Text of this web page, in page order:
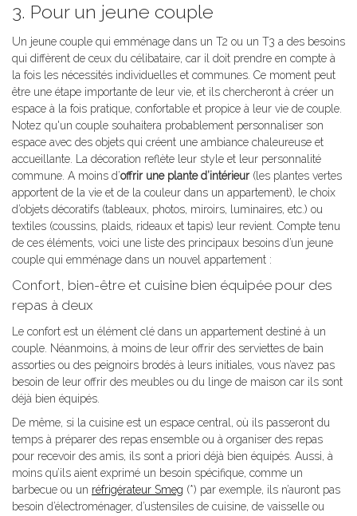
3. Pour un jeune couple
Un jeune couple qui emménage dans un T2 ou un T3 a des besoins
qui diffèrent de ceux du célibataire, car il doit prendre en compte à
la fois les nécessités individuelles et communes. Ce moment peut
être une étape importante de leur vie, et ils chercheront à créer un
espace à la fois pratique, confortable et propice à leur vie de couple.
Notez qu'un couple souhaitera probablement personnaliser son
espace avec des objets qui créent une ambiance chaleureuse et
accueillante. La décoration reflète leur style et leur personnalité
commune. A moins d’offrir une plante d’intérieur(les plantes vertes
apportent de la vie et de la couleur dans un appartement), le choix
d’objets décoratifs (tableaux, photos, miroirs, luminaires, etc.) ou
textiles (coussins, plaids, rideaux et tapis) leur revient. Compte tenu
de ces éléments, voici une liste des principaux besoins d’un jeune
couple qui emménage dans un nouvel appartement :
Confort, bien-être et cuisine bien équipée pour des
repas à deux
Le confort est un élément clé dans un appartement destiné à un
couple. Néanmoins, à moins de leur offrir des serviettes de bain
assorties ou des peignoirs brodés à leurs initiales, vous n’avez pas
besoin de leur offrir des meubles ou du linge de maison car ils sont
déjà bien équipés.
De même, si la cuisine est un espace central, où ils passeront du
temps à préparer des repas ensemble ou à organiser des repas
pour recevoir des amis, ils sont a priori déjà bien équipés. Aussi, à
moins qu’ils aient exprimé un besoin spécifique, comme un
barbecue ou un réfrigérateur Smeg (*) par exemple, ils n’auront pas
besoin d’électroménager, d’ustensiles de cuisine, de vaisselle ou